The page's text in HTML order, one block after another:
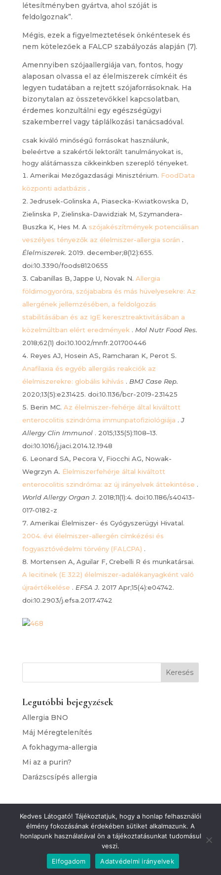
létesítményben gyártva, ahol szóját is
feldolgoznak”.
Mégis, ezek a figyelmeztetések önkéntesek és
nem kötelezőek a FALCP szabályozás alapján (7).
Amennyiben szójaallergiája van, fontos, hogy
alaposan olvassa el az élelmiszerek címkéit és
legyen tudatában a rejtett szójaforrásoknak. Ha
bizonytalan az összetevőkkel kapcsolatban,
érdemes konzultálni egy egészségügyi
szakemberrel vagy táplálkozási tanácsadóval.
csak kiváló minőségű forrásokat használunk,
beleértve a szakértői lektorált tanulmányokat is,
hogy alátámassza cikkeinkben szereplő tényeket.
Amerikai Mezőgazdasági Minisztérium. FoodData
központi adatbázis .
Jedrusek-Golinska A, Piasecka-Kwiatkowska D,
Zielinska P, Zielinska-Dawidziak M, Szymandera-
Buszka K, Hes M. A szójakészítmények potenciálisan
veszélyes tényezők az élelmiszer-allergia során .
Élelmiszerek. 2019. december;8(12):655.
doi:10.3390/foods8120655
Cabanillas B, Jappe U, Novak N. Allergia
földimogyoróra, szójababra és más hüvelyesekre: Az
allergének jellemzésében, a feldolgozás
stabilitásában és az IgE keresztreaktivitásában a
közelmúltban elért eredmények . Mol Nutr Food Res.
2018;62(1) doi:10.1002/mnfr.201700446
Reyes AJ, Hosein AS, Ramcharan K, Perot S.
Anafilaxia és egyéb allergiás reakciók az
élelmiszerekre: globális kihívás . BMJ Case Rep.
2020;13(5):e231425. doi:10.1136/bcr-2019-231425
Berin MC. Az élelmiszer-fehérje által kiváltott
enterocolitis szindróma immunpatofiziológiája .J
Allergy Clin Immunol. 2015;135(5):1108–13.
doi:10.1016/j.jaci.2014.12.1948
Leonard SA, Pecora V, Fiocchi AG, Nowak-
Wegrzyn A. Élelmiszerfehérje által kiváltott
enterocolitis szindróma: az új irányelvek áttekintése .
World Allergy Organ J. 2018;11(1):4. doi:10.1186/s40413-
017-0182-z
Amerikai Élelmiszer- és Gyógyszerügyi Hivatal.
2004. évi élelmiszer-allergén címkézési és
fogyasztóvédelmi törvény (FALCPA) .
Mortensen A, Aguilar F, Crebelli R és munkatársai.
A lecitinek (E 322) élelmiszer-adalékanyagként való
újraértékelése . EFSA J. 2017 Apr;15(4):e04742.
doi:10.2903/j.efsa.2017.4742
Keresés
Legutóbbi bejegyzések
Allergia BNO
Máj Méregtelenítés
A fokhagyma-allergia
Mi az a purin?
Darázscsípés allergia
Adatkezelési tájékoztató
Impresszum
Cookie Policy (EU)
Telesto Online
Kedves Látogató! Tájékoztatjuk, hogy a honlap felhasználói
élmény fokozásának érdekében sütiket alkalmazunk. A
honlapunk használatával ön a tájékoztatásunkat tudomásul
veszi.
Elfogadom
Adatvédelmi irányelvek